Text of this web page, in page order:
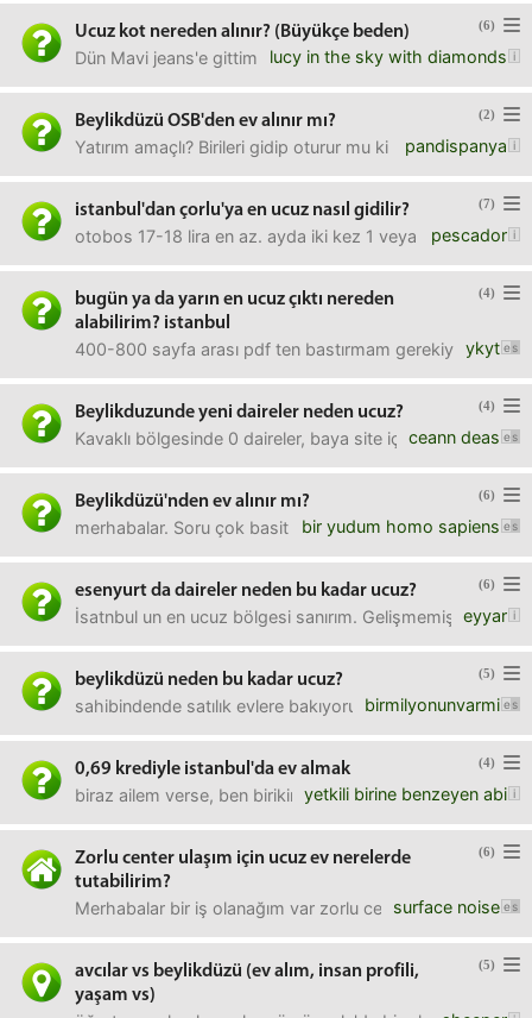
(6)
Ucuz kot nereden alınır? (Büyükçe beden)
lucy in the sky with diamonds
Dün Mavi jeans'e gittim beğendiğim kota 160 TL dediler
(2)
Beylikdüzü OSB'den ev alınır mı?
pandispanya
Yatırım amaçlı? Birileri gidip oturur mu ki
(7)
istanbul'dan çorlu'ya en ucuz nasıl gidilir?
pescador
otobos 17-18 lira en az. ayda iki kez 1 veya 2 günlüğüne
(4)
bugün ya da yarın en ucuz çıktı nereden
alabilirim? istanbul
ykyt
400-800 sayfa arası pdf ten bastırmam gerekiyor. ama
(4)
Beylikduzunde yeni daireler neden ucuz?
ceann deas
Kavaklı bölgesinde 0 daireler, baya site içi havuzlu
(6)
Beylikdüzü'nden ev alınır mı?
bir yudum homo sapiens
merhabalar. Soru çok basit Beylikdüzü'nden ev almak ne
(6)
esenyurt da daireler neden bu kadar ucuz?
eyyar
İsatnbul un en ucuz bölgesi sanırım. Gelişmemiş bir yer
(5)
beylikdüzü neden bu kadar ucuz?
birmilyonunvarmi
sahibindende satılık evlere bakıyorum. beylikdüzünde
(4)
0,69 krediyle istanbul'da ev almak
yetkili birine benzeyen abi
biraz ailem verse, ben birikimimi koysam bir de üstüne
(6)
Zorlu center ulaşım için ucuz ev nerelerde
tutabilirim?
surface noise
Merhabalar bir iş olanağım var zorlu center için 1100 ye
(5)
avcılar vs beylikdüzü (ev alım, insan profili,
yaşam vs)